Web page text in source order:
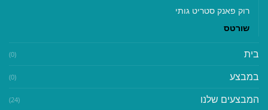
רוק פאנק סטריט גותי
שורטס
בית (0)
במבצע (0)
המבצעים שלנו (24)